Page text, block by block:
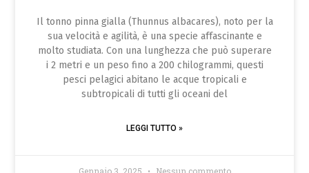
Il tonno pinna gialla (Thunnus albacares), noto per la
sua velocità e agilità, è una specie affascinante e
molto studiata. Con una lunghezza che può superare
i 2 metri e un peso fino a 200 chilogrammi, questi
pesci pelagici abitano le acque tropicali e
subtropicali di tutti gli oceani del
LEGGI TUTTO »
Gennaio 3, 2025 Nessun commento